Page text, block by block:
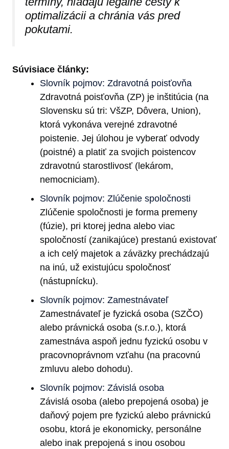
optimalizácii a chránia vás pred
pokutami.
Súvisiace články:
Slovník pojmov: Zdravotná poisťovňa
Zdravotná poisťovňa (ZP) je inštitúcia (na
Slovensku sú tri: VšZP, Dôvera, Union),
ktorá vykonáva verejné zdravotné
poistenie. Jej úlohou je vyberať odvody
(poistné) a platiť za svojich poistencov
zdravotnú starostlivosť (lekárom,
nemocniciam).
Slovník pojmov: Zlúčenie spoločnosti
Zlúčenie spoločnosti je forma premeny
(fúzie), pri ktorej jedna alebo viac
spoločností (zanikajúce) prestanú existovať
a ich celý majetok a záväzky prechádzajú
na inú, už existujúcu spoločnosť
(nástupnícku).
Slovník pojmov: Zamestnávateľ
Zamestnávateľ je fyzická osoba (SZČO)
alebo právnická osoba (s.r.o.), ktorá
zamestnáva aspoň jednu fyzickú osobu v
pracovnoprávnom vzťahu (na pracovnú
zmluvu alebo dohodu).
Slovník pojmov: Závislá osoba
Závislá osoba (alebo prepojená osoba) je
daňový pojem pre fyzickú alebo právnickú
osobu, ktorá je ekonomicky, personálne
alebo inak prepojená s inou osobou